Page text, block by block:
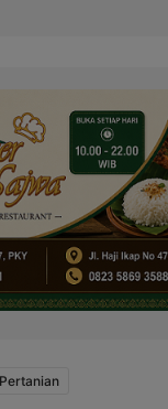
Pertanian